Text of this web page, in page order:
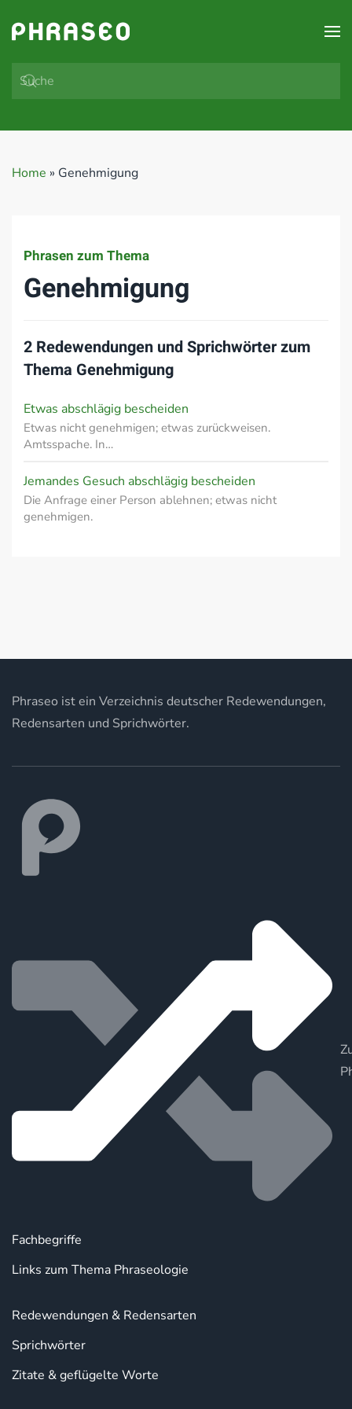
Zum Hauptinhalt springen
Home » Genehmigung
Phrasen zum Thema
Genehmigung
2 Redewendungen und Sprichwörter zum
Thema Genehmigung
Etwas abschlägig bescheiden
Etwas nicht genehmigen; etwas zurückweisen.
Amtsspache. In…
Jemandes Gesuch abschlägig bescheiden
Die Anfrage einer Person ablehnen; etwas nicht
genehmigen.
Phraseo ist ein Verzeichnis deutscher Redewendungen,
Redensarten und Sprichwörter.
Fachbegriffe
Links zum Thema Phraseologie
Redewendungen & Redensarten
Sprichwörter
Zitate & geflügelte Worte